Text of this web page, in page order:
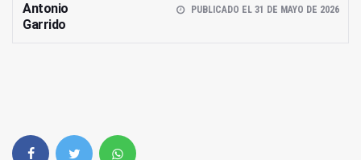
Antonio
Garrido
PUBLICADO EL 31 DE MAYO DE 2026